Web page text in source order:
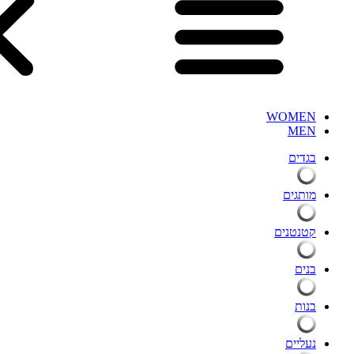
WOMEN
MEN
בגדים
מותגים
קטנטנים
בנים
בנות
נעליים